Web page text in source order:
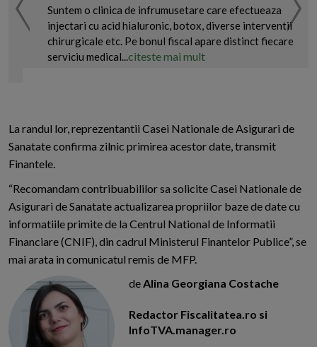
Suntem o clinica de infrumusetare care efectueaza
injectari cu acid hialuronic, botox, diverse interventii
chirurgicale etc. Pe bonul fiscal apare distinct fiecare
serviciu medical...citeste mai mult
La randul lor, reprezentantii Casei Nationale de Asigurari de
Sanatate confirma zilnic primirea acestor date, transmit
Finantele.
“Recomandam contribuabililor sa solicite Casei Nationale de
Asigurari de Sanatate actualizarea propriilor baze de date cu
informatiile primite de la Centrul National de Informatii
Financiare (CNIF), din cadrul Ministerul Finantelor Publice”, se
mai arata in comunicatul remis de MFP.
deAlina Georgiana Costache
Redactor Fiscalitatea.ro si
InfoTVA.manager.ro